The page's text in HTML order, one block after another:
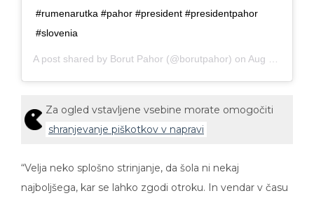
#rumenarutka #pahor #president #presidentpahor
#slovenia
A post shared by Borut Pahor (@borutpahor) on Aug 30, 2019 at 8:29am PDT
Za ogled vstavljene vsebine morate omogočiti
shranjevanje piškotkov v napravi
“Velja neko splošno strinjanje, da šola ni nekaj
najboljšega, kar se lahko zgodi otroku. In vendar v času